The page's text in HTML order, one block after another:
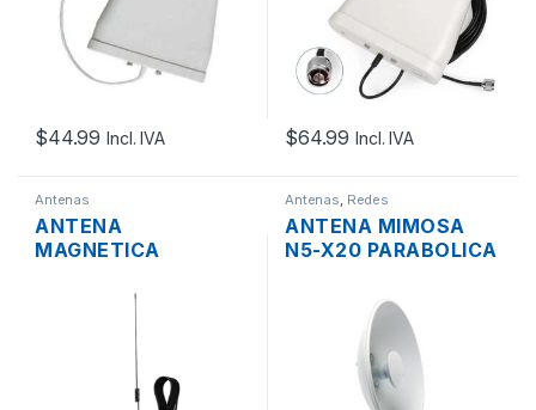
$44.99 Incl. IVA $64.99 Incl. IVA
Antenas
ANTENA
MAGNETICA
4NJ-700/2700-10 4
MACHO PLUG +
Antenas, Redes
ANTENA MIMOSA
N5-X20 PARABOLICA
ON 20DBI 4.9-
6.4GHZ PTP